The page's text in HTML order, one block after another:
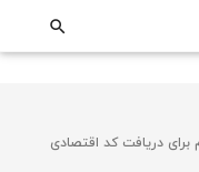

برای دریافت کد اقتصادی